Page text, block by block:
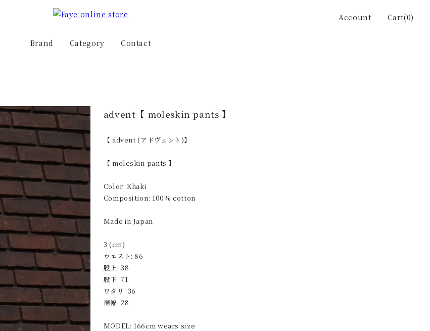
Account Cart(0)
Brand Category Contact
advent【 moleskin pants 】
【 advent (アドヴェント)】
【 moleskin pants 】
Color: Khaki
Composition: 100% cotton
Made in Japan
3 (cm)
ウエスト: 86
股上: 38
股下: 71
ワタリ: 36
裾幅: 28
MODEL: 166cm wears size